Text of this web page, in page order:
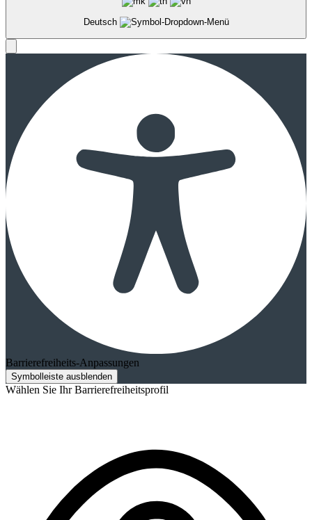
Deutsch
Barrierefreiheits-Anpassungen
Symbolleiste ausblenden
Wählen Sie Ihr Barrierefreiheitsprofil